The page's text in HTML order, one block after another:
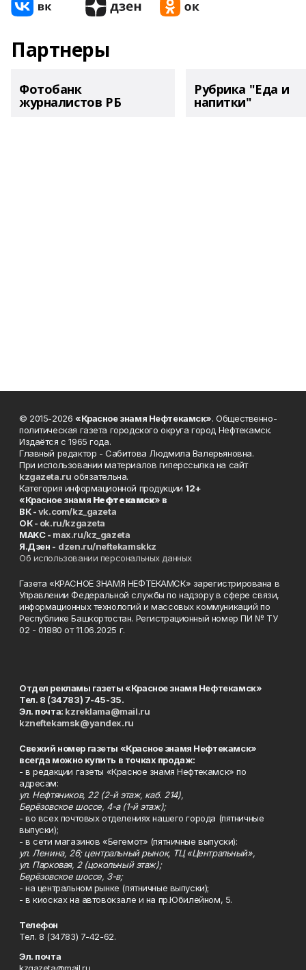
Партнеры
Фотобанк
журналистов РБ
Рубрика "Еда и
напитки"
© 2015-2026 «Красное знамя Нефтекамск». Общественно-
политическая газета городского округа город Нефтекамск.
Издаётся с 1965 года.
Главный редактор - Сабитова Людмила Валерьяновна.
При использовании материалов гиперссылка на сайт
kzgazeta.ru обязательна.
Категория информационной продукции 12+
«Красное знамя Нефтекамск» в
ВК -vk.com/kz_gazeta
ОК - ok.ru/kzgazeta
MAKC - max.ru/kz_gazeta
Я.Дзен - dzen.ru/neftekamskkz
Об использовании персональных данных
Газета «КРАСНОЕ ЗНАМЯ НЕФТЕКАМСК» зарегистрирована в
Управлении Федеральной службы по надзору в сфере связи,
информационных технологий и массовых коммуникаций по
Республике Башкортостан. Регистрационный номер ПИ № ТУ
02 - 01880 от 11.06.2025 г.
Отдел рекламы газеты «Красное знамя Нефтекамск»
Тел. 8 (34783) 7-45-35.
Эл. почта: kzreklama@mail.ru
kzneftekamsk@yandex.ru
Свежий номер газеты «Красное знамя Нефтекамск»
всегда можно купить в точках продаж:
- в редакции газеты «Красное знамя Нефтекамск» по
адресам:
ул. Нефтяников, 22 (2-й этаж, каб. 214),
Берёзовское шоссе, 4-а (1-й этаж);
- во всех почтовых отделениях нашего города (пятничные
выпуски);
- в сети магазинов «Бегемот» (пятничные выпуски):
ул. Ленина, 26; центральный рынок, ТЦ «Центральный»,
ул. Парковая, 2 (цокольный этаж);
Берёзовское шоссе, 3-в;
- на центральном рынке (пятничные выпуски);
- в киосках на автовокзале и на пр.Юбилейном, 5.
Телефон
Тел. 8 (34783) 7-42-62.
Эл. почта
kzgazeta@mail.ru